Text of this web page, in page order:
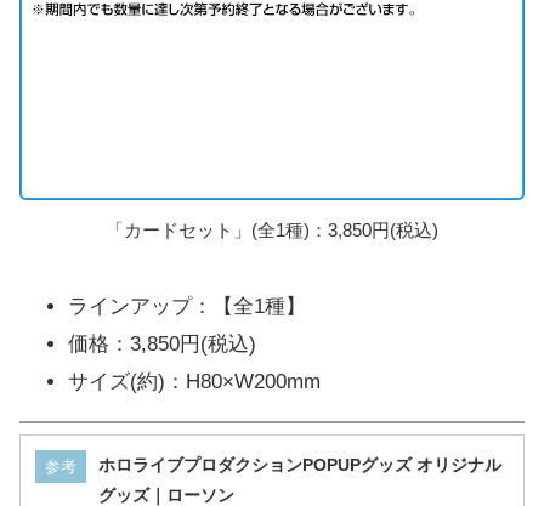
「カードセット」(全1種)：3,850円(税込)
ラインアップ：【全1種】
価格：3,850円(税込)
サイズ(約)：H80×W200mm
参考
ホロライブプロダクションPOPUPグッズ オリジナル
グッズ｜ローソン